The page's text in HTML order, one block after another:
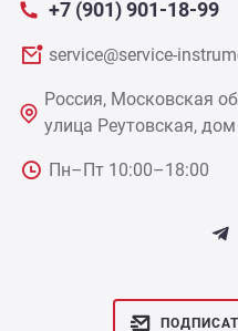
+7 (901) 901-18-99
service@service-
Россия, Московская
улица Реутовская,
Пн–Пт 10:00–18:00